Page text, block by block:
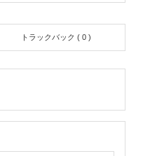
トラックバック ( 0 )